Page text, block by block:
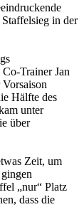
in der
Trainer Jan
Hälfte des
unter
über
Zeit, um
„nur“ Platz
dass die